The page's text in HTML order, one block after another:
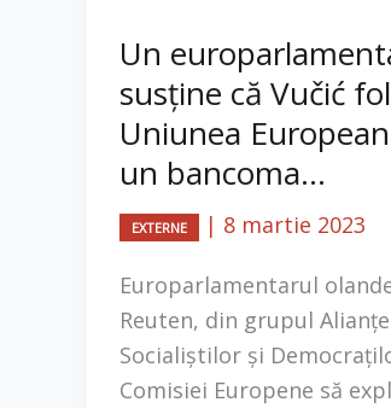
Un
susține că Vučić
Uniunea
un bancoma...
EXTERNE | 8 martie 2023
Europarlamentarul
Reuten, din grupul
Socialiștilor și
Comisiei Europene să